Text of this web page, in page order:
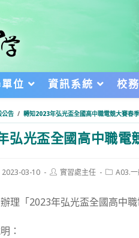
位 資訊系統 校
公告 / 轉知2023年弘光盃全國高中職電競大賽春
弘光盃全國高中職電
2023-03-10
Post實習處主任
PostA03.
理「2023年弘光盃全國高中
：